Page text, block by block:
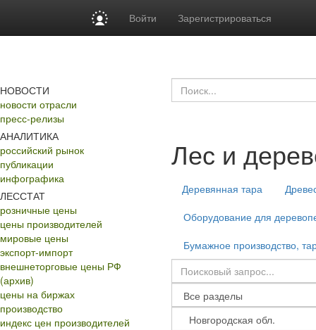
Войти Зарегистрироваться
НОВОСТИ
новости отрасли
пресс-релизы
АНАЛИТИКА
российский рынок
публикации
инфографика
ЛЕССТАТ
розничные цены
цены производителей
мировые цены
экспорт-импорт
внешнеторговые цены РФ
(архив)
цены на биржах
производство
индекс цен производителей
Лес и
Деревянная тара
Оборудование для
Бумажное производство,